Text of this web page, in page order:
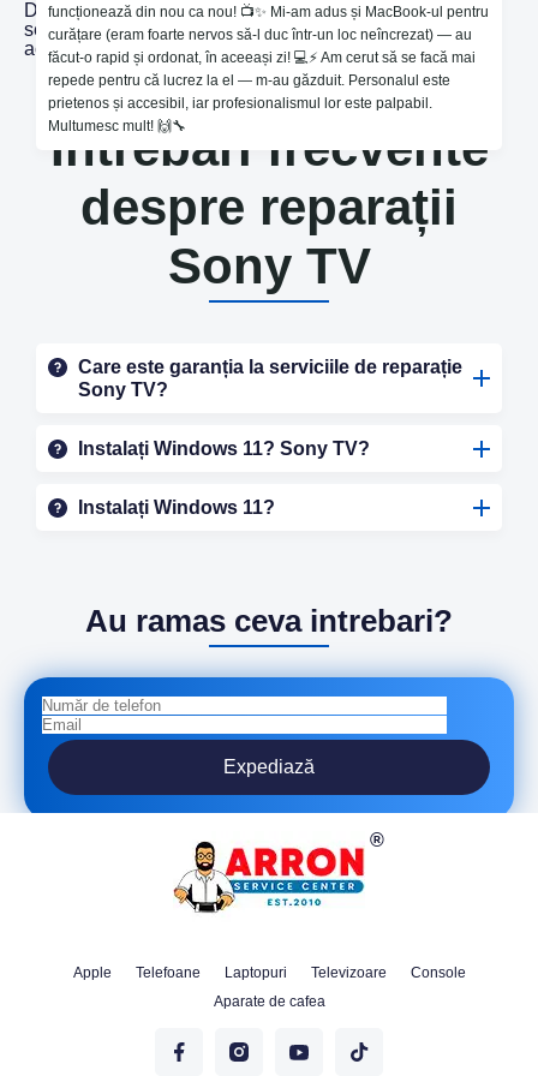
funcționează din nou ca nou! 📺✨ Mi-am adus și MacBook-ul pentru
curățare (eram foarte nervos să-l duc într-un loc neîncrezat) — au
făcut-o rapid și ordonat, în aceeași zi! 💻⚡️ Am cerut să se facă mai
repede pentru că lucrez la el — m-au găzduit. Personalul este
prietenos și accesibil, iar profesionalismul lor este palpabil.
Multumesc mult! 🙌🔧
Dragi clienți, dorim să vă anunțăm că duminica aceasta
service-ul nu va funcționa 🥲 Data 23.04 ❌ De luni
activăm în regim normal.🙏🏻
Întrebări frecvente
despre reparații
Sony TV
Care este garanția la serviciile de reparație
Sony TV?
Instalați Windows 11? Sony TV?
Instalați Windows 11?
Au ramas ceva intrebari?
Expediază
Apple Telefoane Laptopuri Televizoare
Console
Aparate de cafea